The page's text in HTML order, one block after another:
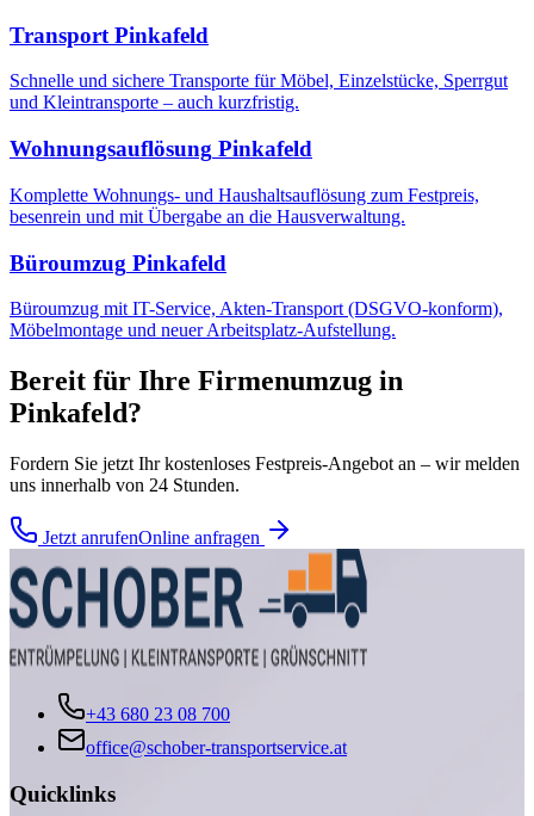
Transport Pinkafeld
Schnelle und sichere Transporte für Möbel, Einzelstücke, Sperrgut
und Kleintransporte – auch kurzfristig.
Wohnungsauflösung Pinkafeld
Komplette Wohnungs- und Haushaltsauflösung zum Festpreis,
besenrein und mit Übergabe an die Hausverwaltung.
Büroumzug Pinkafeld
Büroumzug mit IT-Service, Akten-Transport (DSGVO-konform),
Möbelmontage und neuer Arbeitsplatz-Aufstellung.
Bereit für Ihre Firmenumzug in
Pinkafeld?
Fordern Sie jetzt Ihr kostenloses Festpreis-Angebot an – wir melden
uns innerhalb von 24 Stunden.
Jetzt anrufenOnline anfragen
+43 680 23 08 700
office@schober-transportservice.at
Quicklinks